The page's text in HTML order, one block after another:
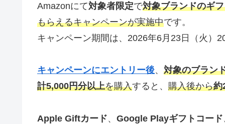
Amazonにて対象者限定で対象ブランドのギ
もらえるキャンペーンが実施中です。
キャンペーン期間は、2026年6月23日（火）
キャンペーンにエントリー後、 対象のブラン
計5,000円分以上を購入すると、 購入後から約
Apple Giftカード、 Google Playギフトコード